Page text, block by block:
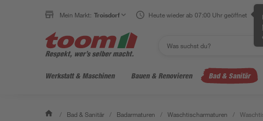
Mein Markt: Troisdorf Heute wieder ab 07:00 Uhr geöffnet
Werkstatt & Maschinen Bauen & Renovieren Bad & Sanitär
/ Bad & Sanitär / Badarmaturen / Waschtischarmaturen /